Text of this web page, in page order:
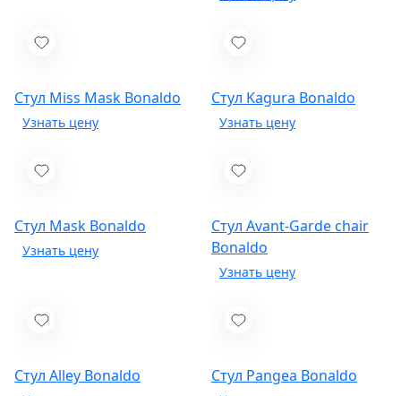
Стул Miss Mask Bonaldo Стул Kagura Bonaldo
Стул Mask Bonaldo
Стул Avant-Garde chair
Bonaldo
Стул Alley Bonaldo Стул Pangea Bonaldo